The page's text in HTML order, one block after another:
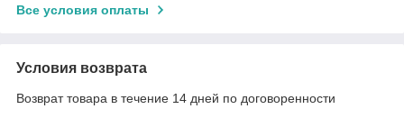
Все условия оплаты
Условия возврата
Возврат товара в течение 14 дней по договоренности